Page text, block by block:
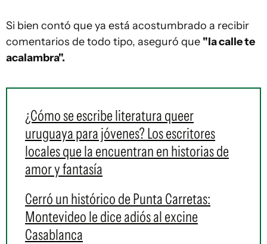
Si bien contó que ya está acostumbrado a recibir
comentarios de todo tipo, aseguró que "la calle te
acalambra".
¿Cómo se escribe literatura queer
uruguaya para jóvenes? Los escritores
locales que la encuentran en historias de
amor y fantasía
Cerró un histórico de Punta Carretas:
Montevideo le dice adiós al excine
Casablanca